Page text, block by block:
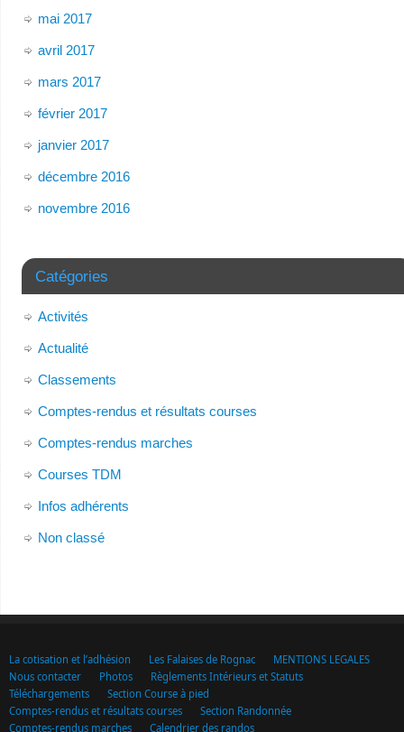
mai 2017
avril 2017
mars 2017
février 2017
janvier 2017
décembre 2016
novembre 2016
Catégories
Activités
Actualité
Classements
Comptes-rendus et résultats courses
Comptes-rendus marches
Courses TDM
Infos adhérents
Non classé
La cotisation et l’adhésion Les Falaises de Rognac
MENTIONS LEGALES
Nous contacter
Photos
Règlements Intérieurs et Statuts
Téléchargements
Section Course à pied
Comptes-rendus et résultats courses
Section Randonnée
Comptes-rendus marches
Calendrier des randos